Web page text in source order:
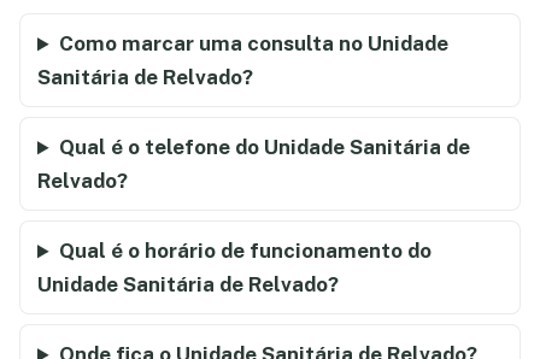
Como marcar uma consulta no Unidade
Sanitária de Relvado?
Qual é o telefone do Unidade Sanitária de
Relvado?
Qual é o horário de funcionamento do
Unidade Sanitária de Relvado?